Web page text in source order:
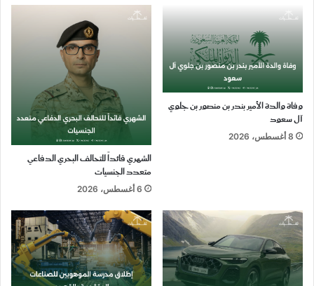
وفاة والدة الأمير بندر بن منصور بن جلوي
آل سعود
8 أغسطس، 2026
الشهري قائداً للتحالف البحري الدفاعي
متعدد الجنسيات
6 أغسطس، 2026